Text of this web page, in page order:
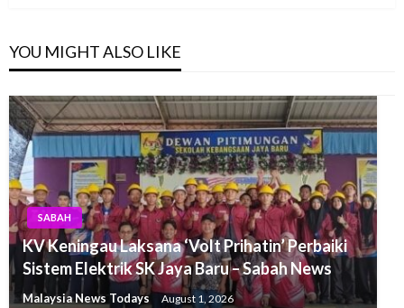
YOU MIGHT ALSO LIKE
SABAH
KV Keningau Laksana ‘Volt Prihatin’ Perbaiki
Sistem Elektrik SK Jaya Baru – Sabah News
Malaysia News Todays August 1, 2026